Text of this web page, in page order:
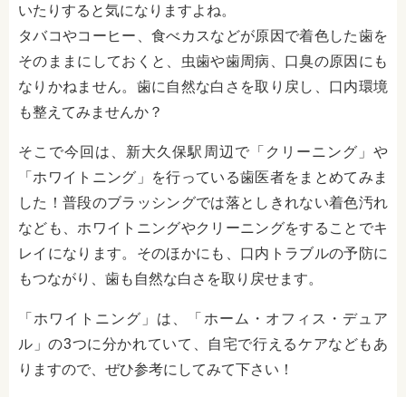
いたりすると気になりますよね。
タバコやコーヒー、食べカスなどが原因で着色した歯を
そのままにしておくと、虫歯や歯周病、口臭の原因にも
なりかねません。歯に自然な白さを取り戻し、口内環境
も整えてみませんか？
そこで今回は、新大久保駅周辺で「クリーニング」や
「ホワイトニング」を行っている歯医者をまとめてみま
した！普段のブラッシングでは落としきれない着色汚れ
なども、ホワイトニングやクリーニングをすることでキ
レイになります。そのほかにも、口内トラブルの予防に
もつながり、歯も自然な白さを取り戻せます。
「ホワイトニング」は、「ホーム・オフィス・デュア
ル」の3つに分かれていて、自宅で行えるケアなどもあ
りますので、ぜひ参考にしてみて下さい！